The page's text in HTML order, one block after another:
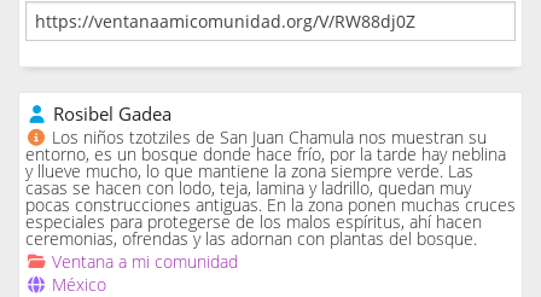
Rosibel Gadea
Los niños tzotziles de San Juan Chamula nos muestran su
entorno, es un bosque donde hace frío, por la tarde hay neblina
y llueve mucho, lo que mantiene la zona siempre verde. Las
casas se hacen con lodo, teja, lamina y ladrillo, quedan muy
pocas construcciones antiguas. En la zona ponen muchas cruces
especiales para protegerse de los malos espíritus, ahí hacen
ceremonias, ofrendas y las adornan con plantas del bosque.
Ventana a mi comunidad
México